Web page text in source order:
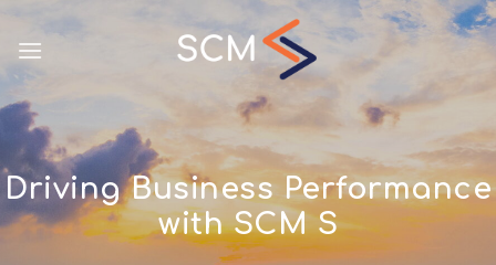
Driving Business Performance
with SCM S